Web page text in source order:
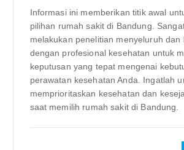
Informasi ini memberikan titik awal
pilihan rumah sakit di Bandung.
melakukan penelitian menyeluruh dan
dengan profesional kesehatan untuk
keputusan yang tepat mengenai
perawatan kesehatan Anda. Ingatlah
memprioritaskan kesehatan dan
saat memilih rumah sakit di Bandung.